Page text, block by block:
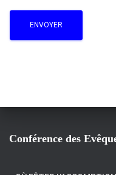
Conférence des